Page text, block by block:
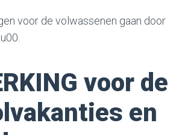
voor de volwassenen gaan door
voor de
en